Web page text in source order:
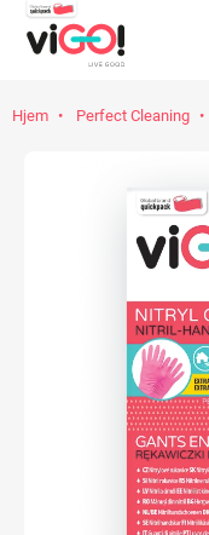
Hjem Perfect Cleaning